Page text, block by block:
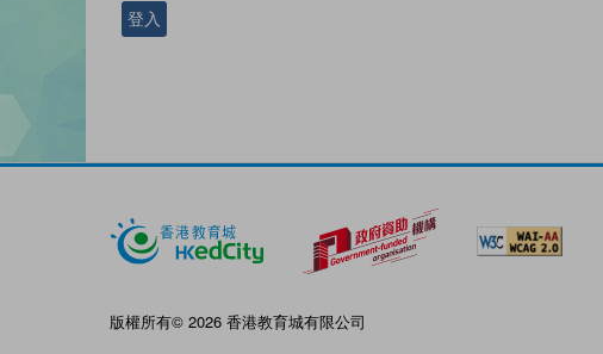
登入
版權所有© 2026 香港教育城有限公司